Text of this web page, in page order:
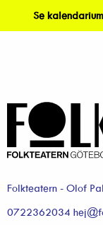
Se
Folkteatern - Olof
0722362034